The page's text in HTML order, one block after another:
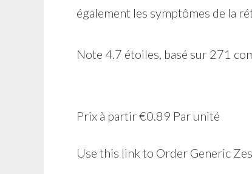
également les symptômes de la
Note 4.7 étoiles, basé sur 271
Prix à partir€0.89 Par unité
Use this link to Order Generic